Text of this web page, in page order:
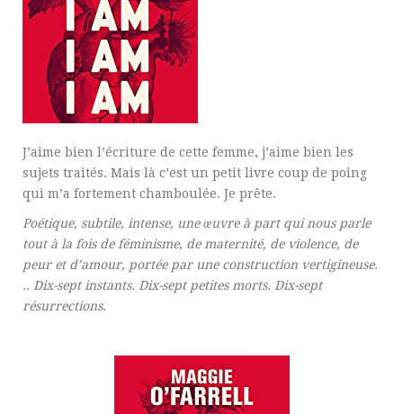
J’aime bien l’écriture de cette femme, j’aime bien les
sujets traités. Mais là c’est un petit livre coup de poing
qui m’a fortement chamboulée. Je prête.
Poétique, subtile, intense, une œuvre à part qui nous parle
tout à la fois de féminisme, de maternité, de violence, de
peur et d’amour, portée par une construction vertigineuse.
.. Dix-sept instants. Dix-sept petites morts. Dix-sept
résurrections.